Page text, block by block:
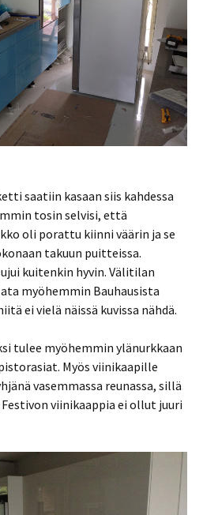
saatiin kasaan siis kahdessa
tosin selvisi, että
oli porattu kiinni väärin ja se
takuun puitteissa.
kuitenkin hyvin. Välitilan
myöhemmin Bauhausista
ei vielä näissä kuvissa nähdä.
tulee myöhemmin ylänurkkaan
Myös viinikaapille
vasemmassa reunassa, sillä
viinikaappia ei ollut juuri